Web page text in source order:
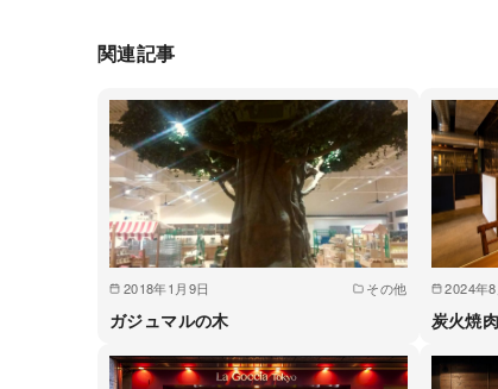
関連記事
2018年1月9日 その他
ガジュマルの木
2024年
炭火焼